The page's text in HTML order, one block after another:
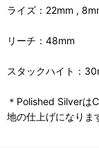
ライズ：22mm ,
リーチ：48mm
スタックハイト：
＊Polished Silverは
地の仕上げになりま